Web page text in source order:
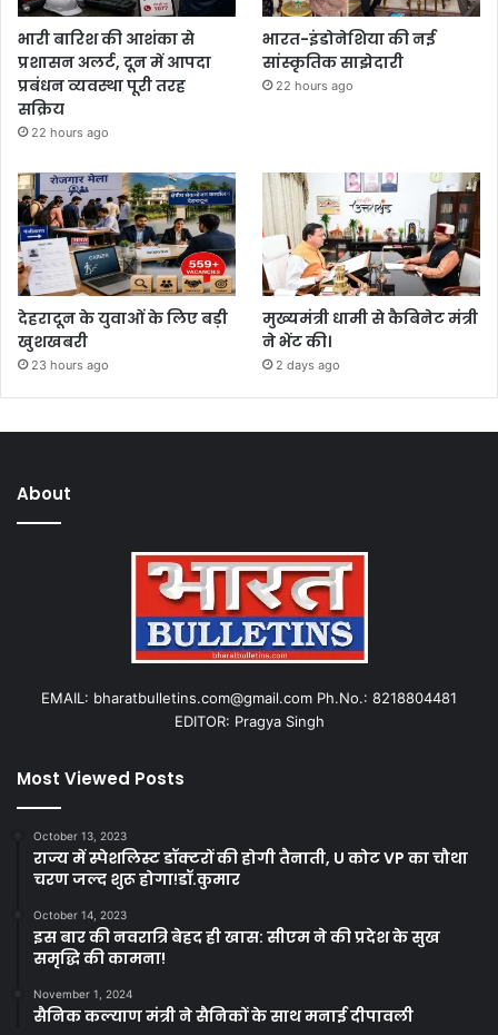
भारी बारिश की आशंका से
प्रशासन अलर्ट, दून में आपदा
प्रबंधन व्यवस्था पूरी तरह
सक्रिय
22 hours ago
भारत-इंडोनेशिया की नई
सांस्कृतिक साझेदारी
22 hours ago
देहरादून के युवाओं के लिए बड़ी
खुशखबरी
23 hours ago
मुख्यमंत्री धामी से कैबिनेट मंत्री
ने भेंट की।
2 days ago
About
EMAIL: bharatbulletins.com@gmail.com Ph.No.: 8218804481
EDITOR: Pragya Singh
Most Viewed Posts
October 13, 2023
राज्य में स्पेशलिस्ट डॉक्टरों की होगी तैनाती, U कोट VP का चौथा
चरण जल्द शुरू होगा!डॉ.कुमार
October 14, 2023
इस बार की नवरात्रि बेहद ही खास: सीएम ने की प्रदेश के सुख
समृद्धि की कामना!
November 1, 2024
सैनिक कल्याण मंत्री ने सैनिकों के साथ मनाई दीपावली